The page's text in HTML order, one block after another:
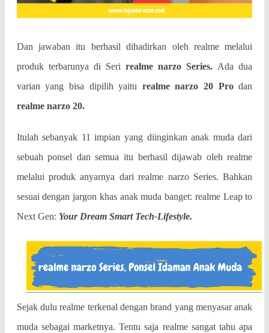
Dan jawaban itu berhasil dihadirkan oleh realme melalui
produk terbarunya di Seri realme narzo Series. Ada dua
varian yang bisa dipilih yaitu realme narzo 20 Prodan
realme narzo 20.
Itulah sebanyak 11 impian yang diinginkan anak muda dari
sebuah ponsel dan semua itu berhasil dijawab oleh realme
melalui produk anyarnya dari realme narzo Series. Bahkan
sesuai dengan jargon khas anak muda banget: realme Leap to
Next Gen: Your Dream Smart Tech-Lifestyle.
Sejak dulu realme terkenal dengan brand yang menyasar anak
muda sebagai marketnya. Tentu saja realme sangat tahu apa